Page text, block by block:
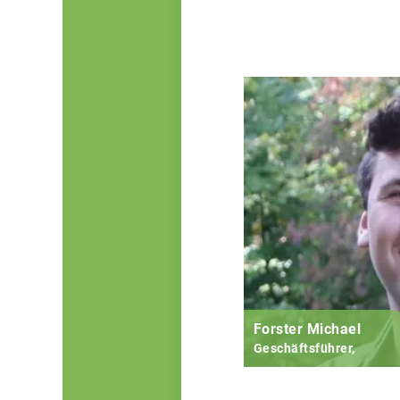
Forster Michael
Geschäftsführer,